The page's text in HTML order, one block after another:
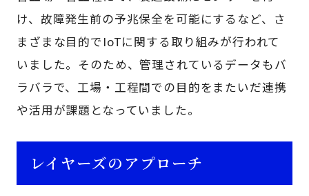
け、故障発生前の予兆保全を可能にするなど、さ
まざまな目的でIoTに関する取り組みが行われて
いました。そのため、管理されているデータもバ
ラバラで、工場・工程間での目的をまたいだ連携
や活用が課題となっていました。
レイヤーズのアプローチ